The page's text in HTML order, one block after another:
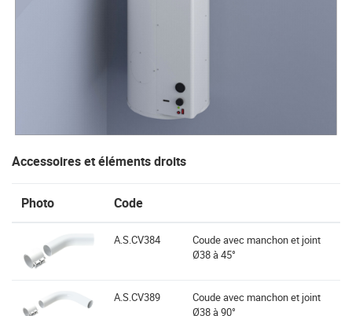
Accessoires et éléments droits
Photo Code
A.S.CV384
Coude avec manchon et joint
Ø38 à 45°
A.S.CV389
Coude avec manchon et joint
Ø38 à 90°